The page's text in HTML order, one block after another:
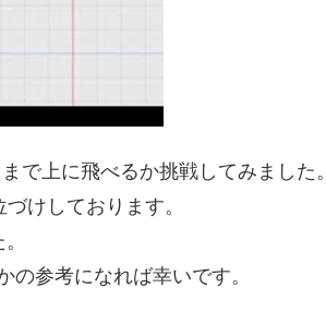
で上に飛べるか挑戦してみました。
けしております。
参考になれば幸いです。